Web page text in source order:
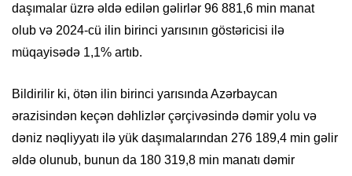
daşımalar üzrə əldə edilən gəlirlər 96 881,6 min manat
olub və 2024-cü ilin birinci yarısının göstəricisi ilə
müqayisədə 1,1% artıb.
Bildirilir ki, ötən ilin birinci yarısında Azərbaycan
ərazisindən keçən dəhlizlər çərçivəsində dəmir yolu və
dəniz nəqliyyatı ilə yük daşımalarından 276 189,4 min gəlir
əldə olunub, bunun da 180 319,8 min manatı dəmir